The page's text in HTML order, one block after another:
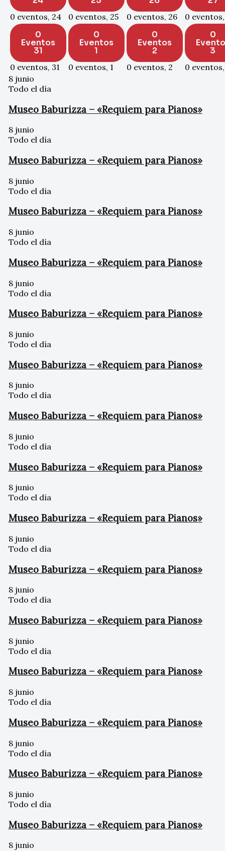
0 eventos, 24 0 eventos, 25 0 eventos, 26 0
0
Eventos
31
0 eventos, 31
0
Eventos
1
0 eventos, 1
0
Eventos
2
0 eventos, 2
0
3
0
8 junio
Todo el día
Museo Baburizza – «Requiem para Pianos»
8 junio
Todo el día
Museo Baburizza – «Requiem para Pianos»
8 junio
Todo el día
Museo Baburizza – «Requiem para Pianos»
8 junio
Todo el día
Museo Baburizza – «Requiem para Pianos»
8 junio
Todo el día
Museo Baburizza – «Requiem para Pianos»
8 junio
Todo el día
Museo Baburizza – «Requiem para Pianos»
8 junio
Todo el día
Museo Baburizza – «Requiem para Pianos»
8 junio
Todo el día
Museo Baburizza – «Requiem para Pianos»
8 junio
Todo el día
Museo Baburizza – «Requiem para Pianos»
8 junio
Todo el día
Museo Baburizza – «Requiem para Pianos»
8 junio
Todo el día
Museo Baburizza – «Requiem para Pianos»
8 junio
Todo el día
Museo Baburizza – «Requiem para Pianos»
8 junio
Todo el día
Museo Baburizza – «Requiem para Pianos»
8 junio
Todo el día
Museo Baburizza – «Requiem para Pianos»
8 junio
Todo el día
Museo Baburizza – «Requiem para Pianos»
8 junio